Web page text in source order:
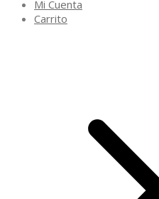
Mi Cuenta
Carrito